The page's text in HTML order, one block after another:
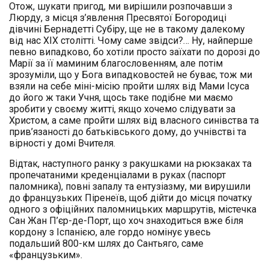
Отож, шукати пригод, ми вирішили розпочавши з
Люрду, з місця з’явлення Пресвятої Богородиці
дівчині Бернадетті Субіру, ще не в такому далекому
від нас ХІХ столітті. Чому саме звідси?… Ну, найперше
певно випадково, бо хотіли просто заїхати по дорозі до
Марії за її маминим благословенням, але потім
зрозуміли, що у Бога випадковостей не буває, тож ми
взяли на себе міні-місію пройти шлях від Мами Ісуса
до його ж таки Учня, щось таке подібне ми маємо
зробити у своєму житті, якщо хочемо слідувати за
Христом, а саме пройти шлях від власного синівства та
прив’язаності до батьківського дому, до учнівстві та
вірності у домі Вчителя.
Відтак, наступного ранку з ракушками на рюкзаках та
пропечатаними креденціалами в руках (паспорт
паломника), повні запалу та ентузіазму, ми вирушили
до французьких Піренеїв, щоб дійти до місця початку
одного з офіційних паломницьких маршрутів, містечка
Сан Жан П’єр-де-Порт, що хоч знаходиться вже біля
кордону з Іспанією, але гордо номінує увесь
подальший 800-км шлях до Сантьяго, саме
«французьким».